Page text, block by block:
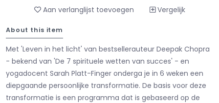
Aan verlanglijst toevoegen Vergelijk
About this item
Met 'Leven in het licht' van bestsellerauteur Deepak Chopra
- bekend van 'De 7 spirituele wetten van succes' - en
yogadocent Sarah Platt-Finger onderga je in 6 weken een
diepgaande persoonlijke transformatie. De basis voor deze
transformatie is een programma dat is gebaseerd op de